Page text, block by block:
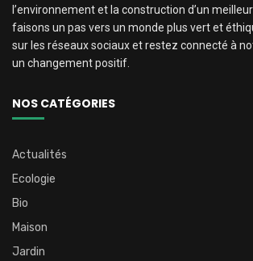
l’environnement et la construction d’un
faisons un pas vers un monde plus vert et
sur les réseaux sociaux et restez connecté à
un changement positif.
NOS CATÉGORIES
Actualités
Ecologie
Bio
Maison
Jardin